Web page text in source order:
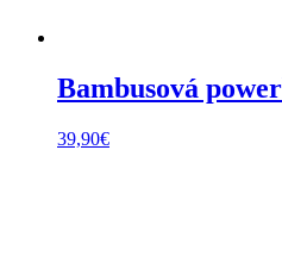
Bambusová
39,90€